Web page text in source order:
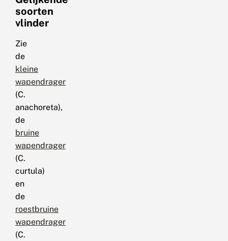
soorten
vlinder
Zie
de
kleine
wapendrager
(C.
anachoreta),
de
bruine
wapendrager
(C.
curtula)
en
de
roestbruine
wapendrager
(C.